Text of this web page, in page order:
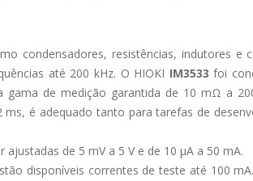
condensadores, resistências, indutores e
até 200 kHz. O HIOKI IM3533 foi
gama de medição garantida de 10 mΩ a
é adequado tanto para tarefas de
de 5 mV a 5 V e de 10 μA a 50 mA.
disponíveis correntes de teste até 100